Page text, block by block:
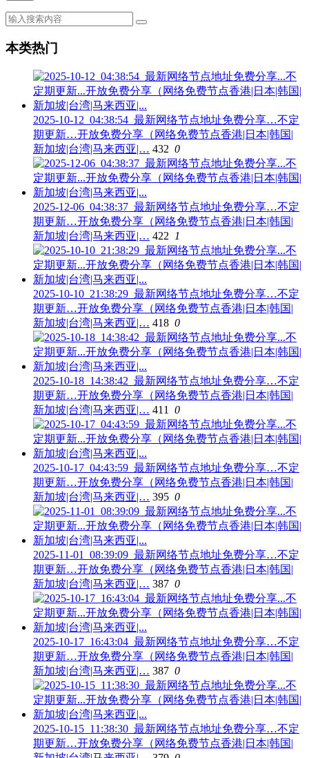
本类热门
2025-10-12_04:38:54_最新网络节点地址免费分享…不定
期更新…开放免费分享（网络免费节点香港|日本|韩国|
新加坡|台湾|马来西亚|… 432 0
2025-12-06_04:38:37_最新网络节点地址免费分享…不定
期更新…开放免费分享（网络免费节点香港|日本|韩国|
新加坡|台湾|马来西亚|… 422 1
2025-10-10_21:38:29_最新网络节点地址免费分享…不定
期更新…开放免费分享（网络免费节点香港|日本|韩国|
新加坡|台湾|马来西亚|… 418 0
2025-10-18_14:38:42_最新网络节点地址免费分享…不定
期更新…开放免费分享（网络免费节点香港|日本|韩国|
新加坡|台湾|马来西亚|… 411 0
2025-10-17_04:43:59_最新网络节点地址免费分享…不定
期更新…开放免费分享（网络免费节点香港|日本|韩国|
新加坡|台湾|马来西亚|… 395 0
2025-11-01_08:39:09_最新网络节点地址免费分享…不定
期更新…开放免费分享（网络免费节点香港|日本|韩国|
新加坡|台湾|马来西亚|… 387 0
2025-10-17_16:43:04_最新网络节点地址免费分享…不定
期更新…开放免费分享（网络免费节点香港|日本|韩国|
新加坡|台湾|马来西亚|… 387 0
2025-10-15_11:38:30_最新网络节点地址免费分享…不定
期更新…开放免费分享（网络免费节点香港|日本|韩国|